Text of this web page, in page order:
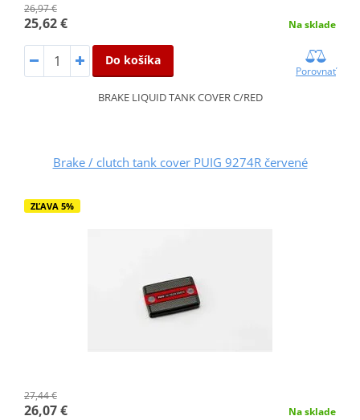
26,97 €
25,62 € Na sklade
Do košíka
Porovnať
BRAKE LIQUID TANK COVER C/RED
Brake / clutch tank cover PUIG 9274R červené
ZĽAVA 5%
27,44 €
26,07 € Na sklade